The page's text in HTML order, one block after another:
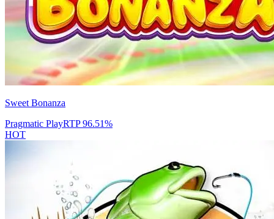
Sweet Bonanza
Pragmatic PlayRTP96.51%
HOT